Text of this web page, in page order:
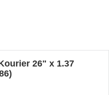
26" х 1.37